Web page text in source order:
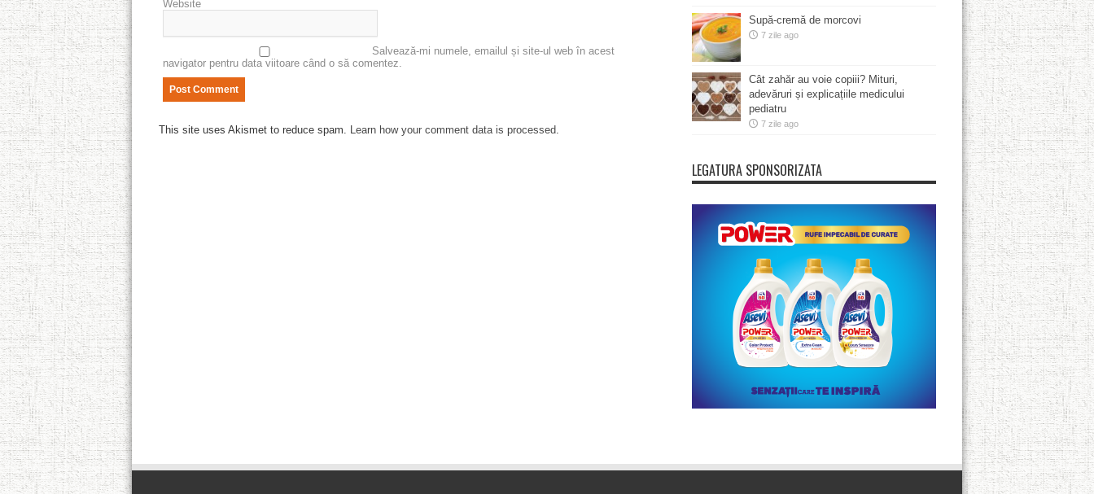
Website
Salvează-mi numele, emailul și site-ul web în acest
navigator pentru data viitoare când o să comentez.
This site uses Akismet to reduce spam. Learn how your comment data is processed.
Supă-cremă de morcovi
7 zile ago
Cât zahăr au voie copiii? Mituri,
adevăruri și explicațiile medicului
pediatru
7 zile ago
LEGATURA SPONSORIZATA